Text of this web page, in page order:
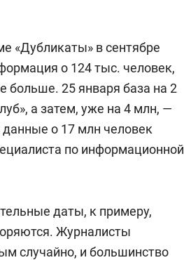
«Дубликаты» в сентябре
о 124 тыс. человек,
больше. 25 января база на 2
а затем, уже на 4 млн, —
о 17 млн человек
по информационной
даты, к примеру,
Журналисты
случайно, и большинство